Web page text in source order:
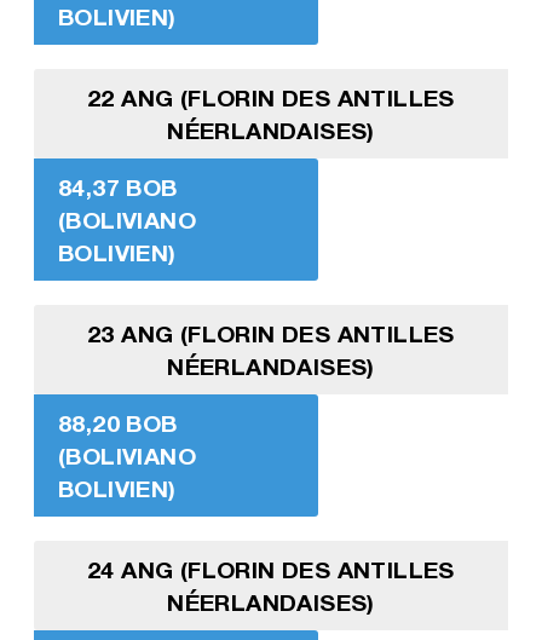
BOLIVIEN)
22 ANG (FLORIN DES ANTILLES
NÉERLANDAISES)
84,37 BOB
(BOLIVIANO
BOLIVIEN)
23 ANG (FLORIN DES ANTILLES
NÉERLANDAISES)
88,20 BOB
(BOLIVIANO
BOLIVIEN)
24 ANG (FLORIN DES ANTILLES
NÉERLANDAISES)